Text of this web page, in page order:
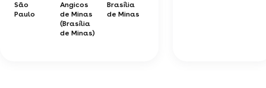
São
Paulo
Angicos
de Minas
(Brasília
de Minas)
Brasília
de Minas